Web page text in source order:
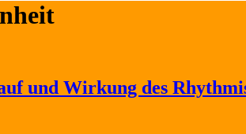
und Wirkung des